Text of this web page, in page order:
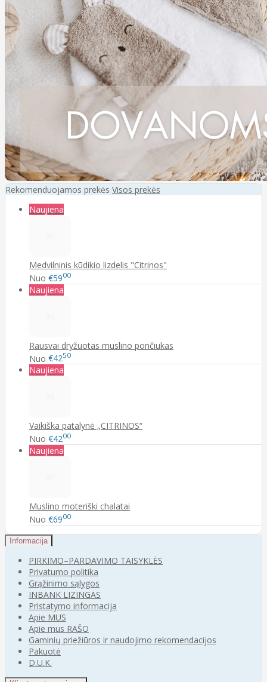
Rekomenduojamos prekės Visos prekės
Naujiena
Medvilninis kūdikio lizdelis "Citrinos"
Nuo €5900
Naujiena
Rausvai dryžuotas muslino pončiukas
Nuo €4250
Naujiena
Vaikiška patalynė „CITRINOS“
Nuo €4200
Naujiena
Muslino moteriški chalatai
Nuo €6900
Informacija
PIRKIMO–PARDAVIMO TAISYKLĖS
Privatumo politika
Grąžinimo sąlygos
INBANK LIZINGAS
Pristatymo informacija
Apie MUS
Apie mus RAŠO
Gaminių priežiūros ir naudojimo rekomendacijos
Pakuotė
D.U.K.